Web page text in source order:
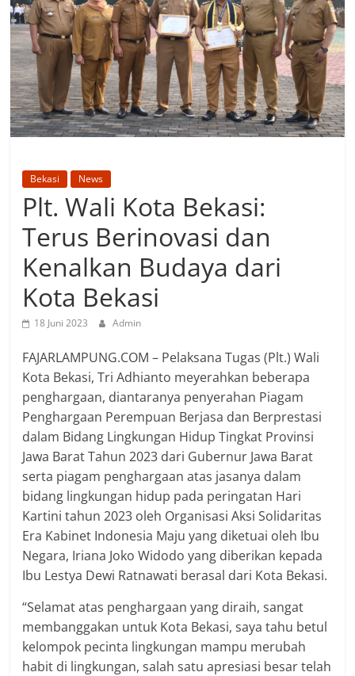
Bekasi News
Plt. Wali Kota Bekasi:
Terus Berinovasi dan
Kenalkan Budaya dari
Kota Bekasi
18 Juni 2023 Admin
FAJARLAMPUNG.COM – Pelaksana Tugas (Plt.) Wali
Kota Bekasi, Tri Adhianto meyerahkan beberapa
penghargaan, diantaranya penyerahan Piagam
Penghargaan Perempuan Berjasa dan Berprestasi
dalam Bidang Lingkungan Hidup Tingkat Provinsi
Jawa Barat Tahun 2023 dari Gubernur Jawa Barat
serta piagam penghargaan atas jasanya dalam
bidang lingkungan hidup pada peringatan Hari
Kartini tahun 2023 oleh Organisasi Aksi Solidaritas
Era Kabinet Indonesia Maju yang diketuai oleh Ibu
Negara, Iriana Joko Widodo yang diberikan kepada
Ibu Lestya Dewi Ratnawati berasal dari Kota Bekasi.
“Selamat atas penghargaan yang diraih, sangat
membanggakan untuk Kota Bekasi, saya tahu betul
kelompok pecinta lingkungan mampu merubah
habit di lingkungan, salah satu apresiasi besar telah